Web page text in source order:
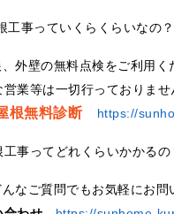
工事っていくらくらいなの
外壁の無料点検をご利用く
営業等は一切行っておりませ
根無料診断 https://
事ってどれくらいかかるの
ご質問でもお気軽にお問